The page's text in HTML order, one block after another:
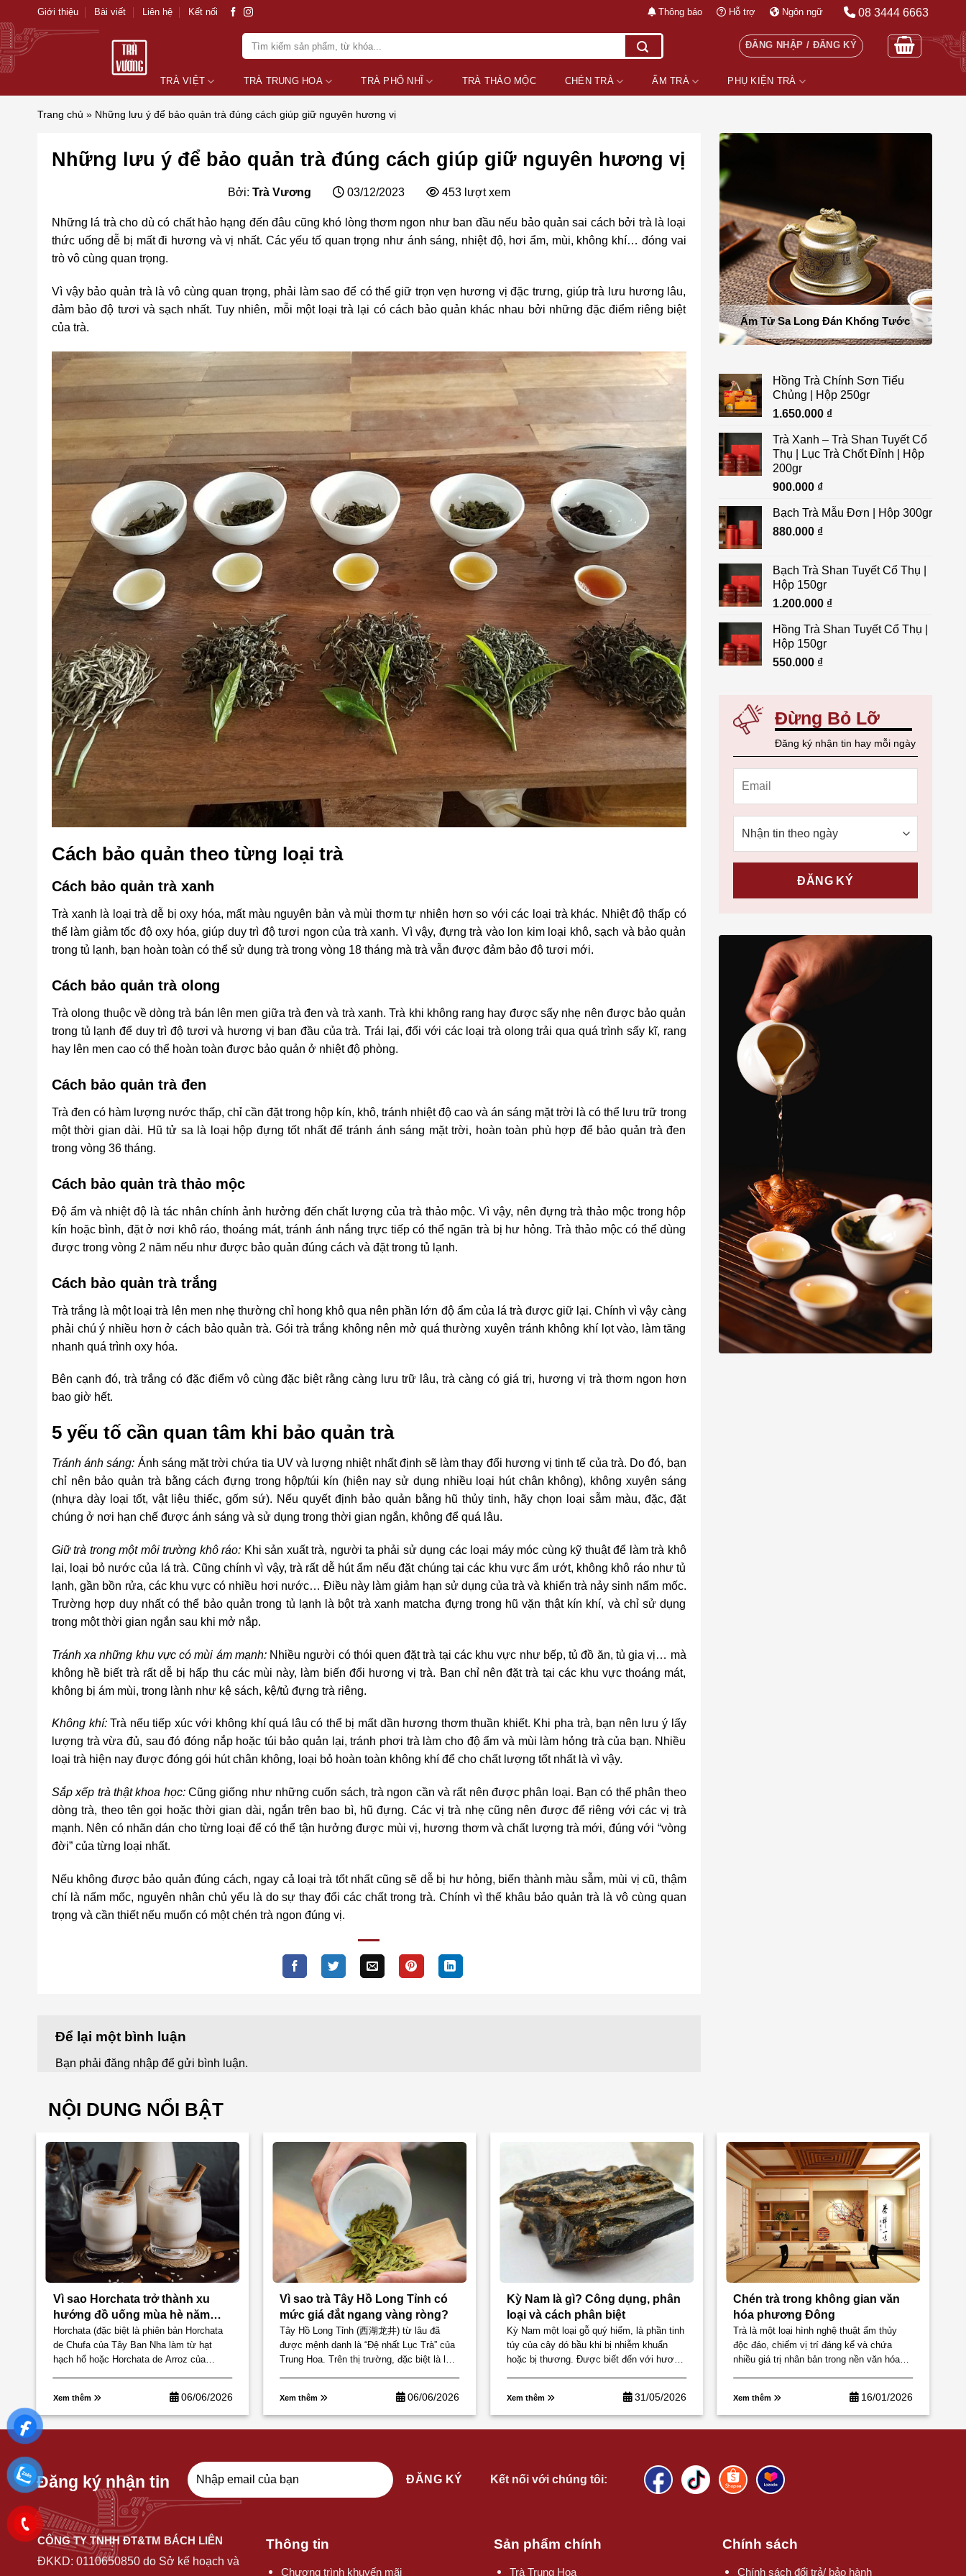
to
content
Giới thiệu Bài viết Liên hệ Kết nối Thông báo Hỗ trợ Ngôn ngữ 08 3444 6663
Tìm
ĐĂNG NHẬP / ĐĂNG KÝ
TRÀ VIỆT TRÀ TRUNG HOA TRÀ PHỔ NHĨ TRÀ THẢO MỘC CHÉN TRÀ ẤM TRÀ PHỤ KIỆN TRÀ
Trang chủ » Những lưu ý để bảo quản trà đúng cách giúp giữ nguyên hương vị
Những lưu ý để bảo quản trà đúng cách giúp giữ nguyên hương vị
Bởi: Trà Vương 03/12/2023 453 lượt xem
Những lá trà cho dù có chất hảo hạng đến đâu cũng khó lòng thơm ngon như ban đầu nếu bảo quản sai cách bởi trà là loại
thức uống dễ bị mất đi hương và vị nhất. Các yếu tố quan trọng như ánh sáng, nhiệt độ, hơi ẩm, mùi, không khí… đóng vai
trò vô cùng quan trọng.
Vì vậy bảo quản trà là vô cùng quan trọng, phải làm sao để có thể giữ trọn vẹn hương vị đặc trưng, giúp trà lưu hương lâu,
đảm bảo độ tươi và sạch nhất. Tuy nhiên, mỗi một loại trà lại có cách bảo quản khác nhau bởi những đặc điểm riêng biệt
của trà.
Cách bảo quản theo từng loại trà
Cách bảo quản trà xanh
Trà xanh là loại trà dễ bị oxy hóa, mất màu nguyên bản và mùi thơm tự nhiên hơn so với các loại trà khác. Nhiệt độ thấp có
thể làm giảm tốc độ oxy hóa, giúp duy trì độ tươi ngon của trà xanh. Vì vậy, đựng trà vào lon kim loại khô, sạch và bảo quản
trong tủ lạnh, bạn hoàn toàn có thể sử dụng trà trong vòng 18 tháng mà trà vẫn được đảm bảo độ tươi mới.
Cách bảo quản trà olong
Trà olong thuộc về dòng trà bán lên men giữa trà đen và trà xanh. Trà khi không rang hay được sấy nhẹ nên được bảo quản
trong tủ lạnh để duy trì độ tươi và hương vị ban đầu của trà. Trái lại, đối với các loại trà olong trải qua quá trình sấy kĩ, rang
hay lên men cao có thể hoàn toàn được bảo quản ở nhiệt độ phòng.
Cách bảo quản trà đen
Trà đen có hàm lượng nước thấp, chỉ cần đặt trong hộp kín, khô, tránh nhiệt độ cao và án sáng mặt trời là có thể lưu trữ trong
một thời gian dài. Hũ tử sa là loại hộp đựng tốt nhất để tránh ánh sáng mặt trời, hoàn toàn phù hợp để bảo quản trà đen
trong vòng 36 tháng.
Cách bảo quản trà thảo mộc
Độ ẩm và nhiệt độ là tác nhân chính ảnh hưởng đến chất lượng của trà thảo mộc. Vì vậy, nên đựng trà thảo mộc trong hộp
kín hoặc bình, đặt ở nơi khô ráo, thoáng mát, tránh ánh nắng trực tiếp có thể ngăn trà bị hư hỏng. Trà thảo mộc có thể dùng
được trong vòng 2 năm nếu như được bảo quản đúng cách và đặt trong tủ lạnh.
Cách bảo quản trà trắng
Trà trắng là một loại trà lên men nhẹ thường chỉ hong khô qua nên phần lớn độ ẩm của lá trà được giữ lại. Chính vì vậy càng
phải chú ý nhiều hơn ở cách bảo quản trà. Gói trà trắng không nên mở quá thường xuyên tránh không khí lọt vào, làm tăng
nhanh quá trình oxy hóa.
Bên cạnh đó, trà trắng có đặc điểm vô cùng đặc biệt rằng càng lưu trữ lâu, trà càng có giá trị, hương vị trà thơm ngon hơn
bao giờ hết.
5 yếu tố cần quan tâm khi bảo quản trà
Tránh ánh sáng: Ánh sáng mặt trời chứa tia UV và lượng nhiệt nhất định sẽ làm thay đổi hương vị tinh tế của trà. Do đó, bạn
chỉ nên bảo quản trà bằng cách đựng trong hộp/túi kín (hiện nay sử dụng nhiều loại hút chân không), không xuyên sáng
(nhựa dày loại tốt, vật liệu thiếc, gốm sứ). Nếu quyết định bảo quản bằng hũ thủy tinh, hãy chọn loại sẫm màu, đặc, đặt
chúng ở nơi hạn chế được ánh sáng và sử dụng trong thời gian ngắn, không để quá lâu.
Giữ trà trong một môi trường khô ráo: Khi sản xuất trà, người ta phải sử dụng các loại máy móc cùng kỹ thuật để làm trà khô
lại, loại bỏ nước của lá trà. Cũng chính vì vậy, trà rất dễ hút ẩm nếu đặt chúng tại các khu vực ẩm ướt, không khô ráo như tủ
lạnh, gần bồn rửa, các khu vực có nhiều hơi nước… Điều này làm giảm hạn sử dụng của trà và khiến trà nảy sinh nấm mốc.
Trường hợp duy nhất có thể bảo quản trong tủ lạnh là bột trà xanh matcha đựng trong hũ vặn thật kín khí, và chỉ sử dụng
trong một thời gian ngắn sau khi mở nắp.
Tránh xa những khu vực có mùi ám mạnh:Nhiều người có thói quen đặt trà tại các khu vực như bếp, tủ đồ ăn, tủ gia vị… mà
không hề biết trà rất dễ bị hấp thu các mùi này, làm biến đổi hương vị trà. Bạn chỉ nên đặt trà tại các khu vực thoáng mát,
không bị ám mùi, trong lành như kệ sách, kệ/tủ đựng trà riêng.
Không khí:Trà nếu tiếp xúc với không khí quá lâu có thể bị mất dần hương thơm thuần khiết. Khi pha trà, bạn nên lưu ý lấy
lượng trà vừa đủ, sau đó đóng nắp hoặc túi bảo quản lại, tránh phơi trà làm cho độ ẩm và mùi làm hỏng trà của bạn. Nhiều
loại trà hiện nay được đóng gói hút chân không, loại bỏ hoàn toàn không khí để cho chất lượng tốt nhất là vì vậy.
Sắp xếp trà thật khoa học:Cũng giống như những cuốn sách, trà ngon cần và rất nên được phân loại. Bạn có thể phân theo
dòng trà, theo tên gọi hoặc thời gian dài, ngắn trên bao bì, hũ đựng. Các vị trà nhẹ cũng nên được để riêng với các vị trà
mạnh. Nên có nhãn dán cho từng loại để có thể tận hưởng được mùi vị, hương thơm và chất lượng trà mới, đúng với “vòng
đời” của từng loại nhất.
Nếu không được bảo quản đúng cách, ngay cả loại trà tốt nhất cũng sẽ dễ bị hư hỏng, biến thành màu sẫm, mùi vị cũ, thậm
chí là nấm mốc, nguyên nhân chủ yếu là do sự thay đổi các chất trong trà. Chính vì thế khâu bảo quản trà là vô cùng quan
trọng và cần thiết nếu muốn có một chén trà ngon đúng vị.
Để lại một bình luận
Bạn phải đăng nhập để gửi bình luận.
Ấm Tử Sa Long Đán Khổng Tước
Hồng Trà Chính Sơn Tiểu
Chủng | Hộp 250gr
1.650.000 ₫
Trà Xanh – Trà Shan Tuyết Cổ
Thụ | Lục Trà Chốt Đỉnh | Hộp
200gr
900.000 ₫
Bạch Trà Mẫu Đơn | Hộp 300gr
880.000 ₫
Bạch Trà Shan Tuyết Cổ Thụ |
Hộp 150gr
1.200.000 ₫
Hồng Trà Shan Tuyết Cổ Thụ |
Hộp 150gr
550.000 ₫
Đừng Bỏ Lỡ
Đăng ký nhận tin hay mỗi ngày
NỘI DUNG NỔI BẬT
Vì sao Horchata trở thành xu
hướng đồ uống mùa hè năm
2026?
Horchata (đặc biệt là phiên bản Horchata
de Chufa của Tây Ban Nha làm từ hạt
hạch hổ hoặc Horchata de Arroz của
Xem thêm 06/06/2026
Vì sao trà Tây Hồ Long Tỉnh có
mức giá đắt ngang vàng ròng?
Tây Hồ Long Tỉnh (西湖龙井) từ lâu đã
được mệnh danh là “Đệ nhất Lục Trà” của
Trung Hoa. Trên thị trường, đặc biệt là loại
Xem thêm 06/06/2026
Kỳ Nam là gì? Công dụng, phân
loại và cách phân biệt
Kỳ Nam một loại gỗ quý hiếm, là phần tinh
túy của cây dó bầu khi bị nhiễm khuẩn
hoặc bị thương. Được biết đến với hương
Xem thêm 31/05/2026
Chén trà trong không gian văn
hóa phương Đông
Trà là một loại hình nghệ thuật ẩm thủy
độc đáo, chiếm vị trí đáng kể và chứa
nhiều giá trị nhân bản trong nền văn hóa
Xem thêm 16/01/2026
Đăng ký nhận tin Kết nối với chúng tôi:
CÔNG TY TNHH ĐT&TM BÁCH LIÊN
ĐKKD: 0110650850 do Sở kế hoạch và
Thông tin
Chương trình khuyến mãi
Sản phẩm chính
Trà Trung Hoa
Chính sách
Chính sách đổi trả/ bảo hành